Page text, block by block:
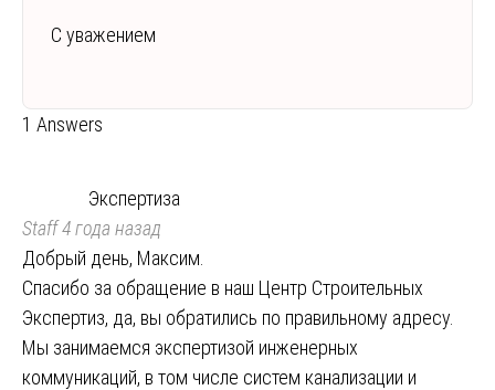
С уважением
1 Answers
Экспертиза
Staff4 года назад
Добрый день, Максим.
Спасибо за обращение в наш Центр Строительных
Экспертиз, да, вы обратились по правильному адресу.
Мы занимаемся экспертизой инженерных
коммуникаций, в том числе систем канализации и